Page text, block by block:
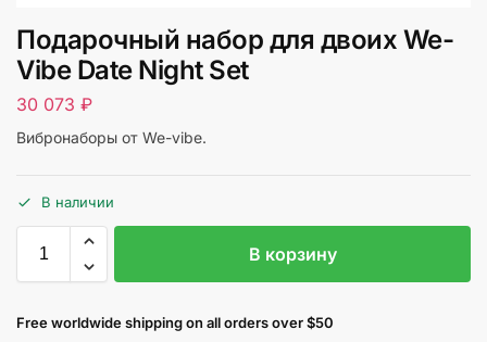
Подарочный набор для двоих We-
Vibe Date Night Set
30 073 ₽
Вибронаборы от We-vibe.
В наличии
В корзину
Free worldwide shipping on all orders over $50